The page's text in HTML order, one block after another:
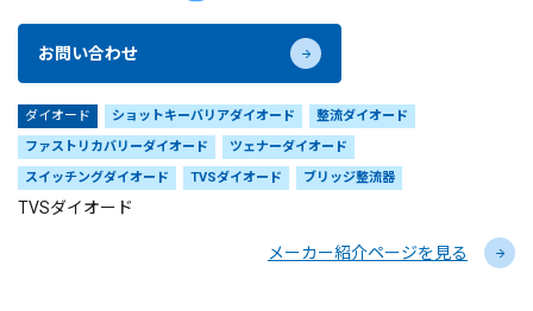
お問い合わせ
ダイオード ショットキーバリアダイオード
整流ダイオード
ファストリカバリーダイオード
ツェナーダイオード
スイッチングダイオード
TVSダイオード ブリッジ整流器
TVSダイオード
メーカー紹介ページを見る